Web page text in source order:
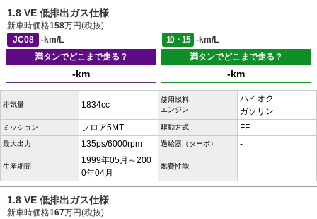
1.8 VE 低排出ガス仕様
新車時価格158万円(税抜)
JC08
-km/L 10・15
-km/L
満タンでどこまで走る？
-km
満タンでどこまで走る？
-km
排気量 1834cc
使用燃料
エンジン
ハイオク
ガソリン
ミッション フロア5MT 駆動方式 FF
最大出力 135ps/6000rpm 過給器（ターボ） -
生産期間
1999年05月～200
0年04月
燃費性能 -
1.8 VE 低排出ガス仕様
新車時価格167万円(税抜)